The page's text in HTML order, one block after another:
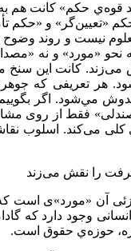
قوه‌ي حکم» کانت هم
«تعیین‌گر» و «حکم
نیست و روند وضوح
«مورد» و نه
کانت این سنخ
هر تعریفی که
مي‌شود. اگر
فقط از روی
کلی می‌کند. اسلوب
را نقش می‌زند
آن «مورد»ی است که
وجود دارد که
حوزه‌ي حقوق است.